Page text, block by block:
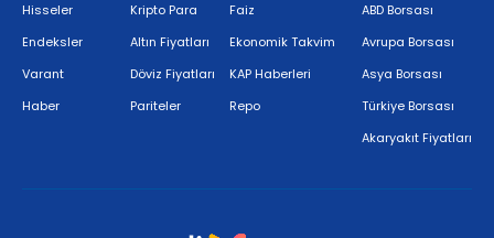
Hisseler
Endeksler
Varant
Haber
Kripto Para
Altın Fiyatları
Döviz Fiyatları
Pariteler
Faiz
Ekonomik Takvim
KAP Haberleri
Repo
ABD Borsası
Avrupa Borsası
Asya Borsası
Türkiye Borsası
Akaryakıt Fiyatları